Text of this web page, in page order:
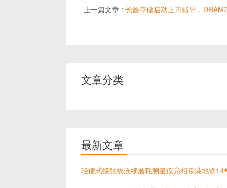
上一篇文章 : 长鑫存储启动上市辅导，
文章分类
最新文章
轻便式接触线连续磨耗测量仪亮相京港地铁14